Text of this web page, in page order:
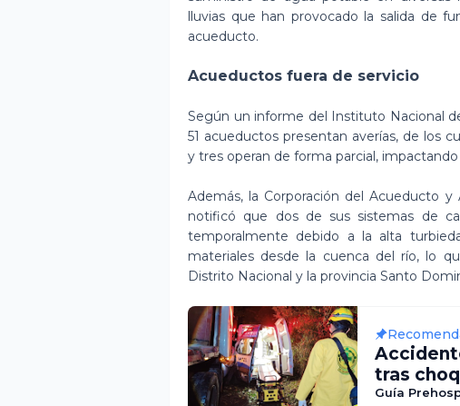
lluvias que han provocado la salida de
acueducto.
Acueductos fuera de servicio
Según un informe del Instituto Nacional
51 acueductos presentan averías, de los
y tres operan de forma parcial,
Además, la Corporación del Acueducto
notificó que dos de sus sistemas de
temporalmente debido a la alta
materiales desde la cuenca del río, lo
Distrito Nacional y la provincia Santo
tras
Guía